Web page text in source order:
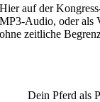
Hier auf der
MP3-Audio, oder als
ohne zeitliche
Dein Pferd als